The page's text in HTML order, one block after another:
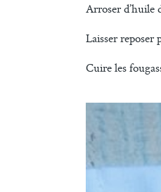
Arroser d’huile
Laisser reposer
Cuire les